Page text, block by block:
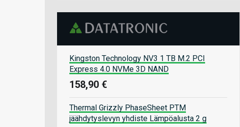
Kingston Technology NV3 1 TB M.2 PCI
Express 4.0 NVMe 3D NAND
158,90 €
Thermal Grizzly PhaseSheet PTM
jäähdytyslevyn yhdiste Lämpöalusta 2 g